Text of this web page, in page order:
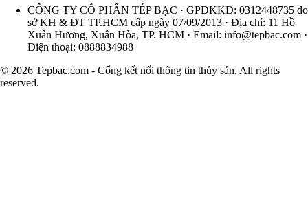
CÔNG TY CỔ PHẦN TÉP BẠC · GPDKKD: 0312448735 do
sở KH & ĐT TP.HCM cấp ngày 07/09/2013 · Địa chỉ: 11 Hồ
Xuân Hương, Xuân Hòa, TP. HCM · Email: info@tepbac.com ·
Điện thoại: 0888834988
© 2026 Tepbac.com - Cổng kết nối thông tin thủy sản. All rights
reserved.